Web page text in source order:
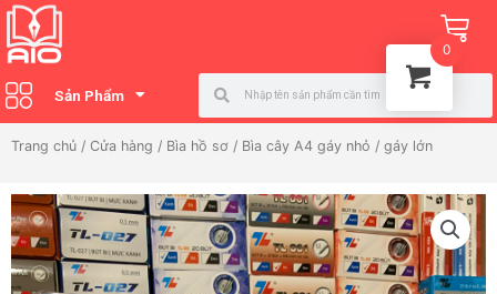
Nhảy
tới
nội
dung
Sản Phẩm
Search
Trang chủ / Cửa hàng / Bìa hồ sơ / Bìa cây A4 gáy nhỏ / gáy lớn
0